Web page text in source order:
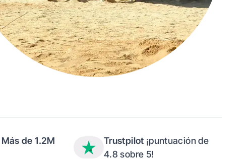
Más de 1.2M
Trustpilot ¡puntuación de
4.8 sobre 5!